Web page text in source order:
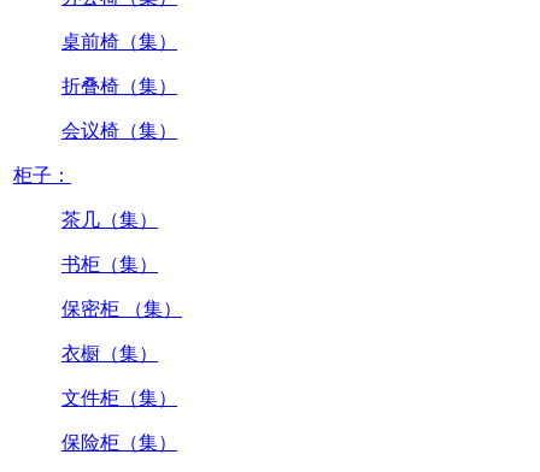
桌前椅（集）
折叠椅（集）
会议椅（集）
柜子：
茶几（集）
书柜（集）
保密柜 （集）
衣橱（集）
文件柜（集）
保险柜（集）